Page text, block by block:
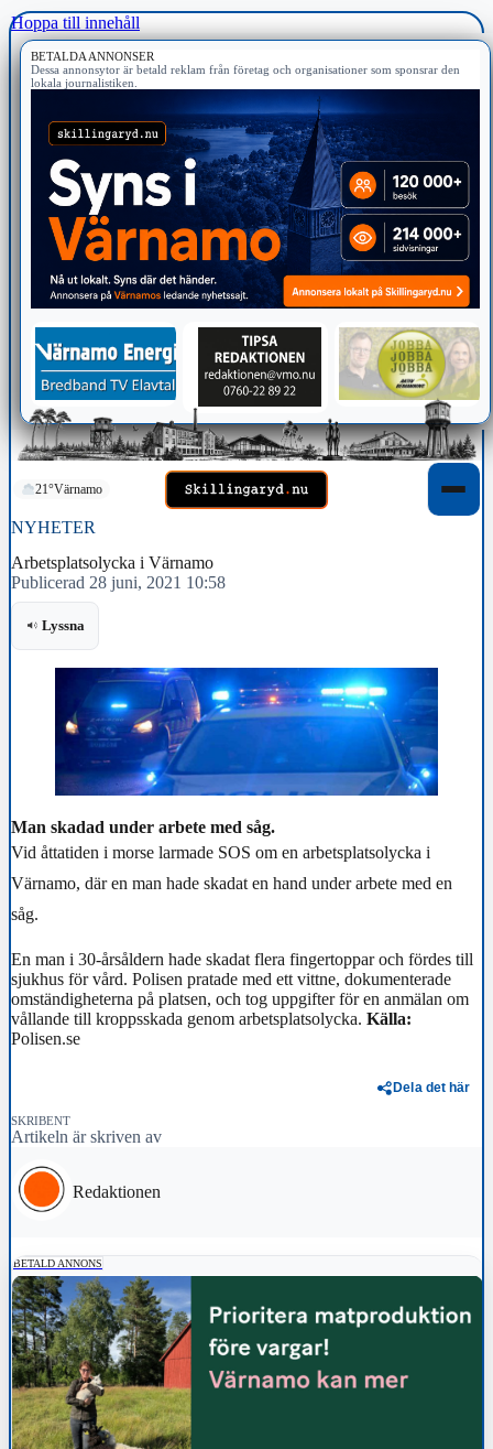
Hoppa till innehåll
BETALDA ANNONSER
Dessa annonsytor är betald reklam från företag och organisationer som sponsrar den
lokala journalistiken.
21°Värnamo
NYHETER
Arbetsplatsolycka i Värnamo
Publicerad 28 juni, 2021 10:58
Lyssna
Man skadad under arbete med såg.
Vid åttatiden i morse larmade SOS om en arbetsplatsolycka i
Värnamo, där en man hade skadat en hand under arbete med en
såg.
En man i 30-årsåldern hade skadat flera fingertoppar och fördes till
sjukhus för vård. Polisen pratade med ett vittne, dokumenterade
omständigheterna på platsen, och tog uppgifter för en anmälan om
vållande till kroppsskada genom arbetsplatsolycka. Källa:
Polisen.se
Dela det här
SKRIBENT
Artikeln är skriven av
Redaktionen
BETALD ANNONS